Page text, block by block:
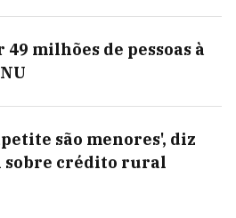
milhões de pessoas à
são menores', diz
crédito rural